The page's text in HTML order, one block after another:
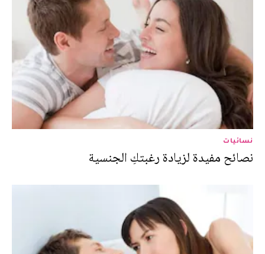
نسائيات
نصائح مفيدة لزيادة رغبتكِ الجنسية